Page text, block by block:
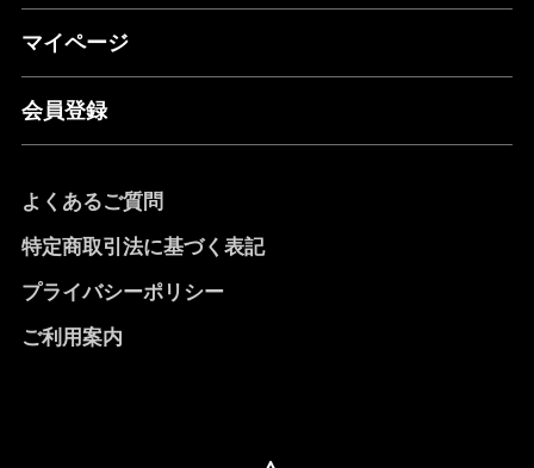
マイページ
会員登録
よくあるご質問
特定商取引法に基づく表記
プライバシーポリシー
ご利用案内